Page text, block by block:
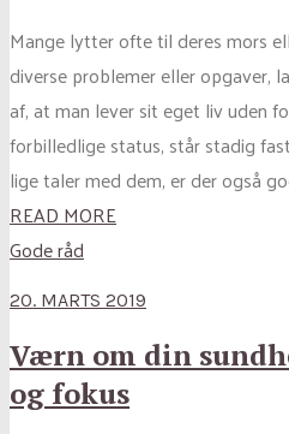
Mange lytter ofte til deres mors
diverse problemer eller opgaver,
af, at man lever sit eget liv uden
forbilledlige status, står stadig
lige taler med dem, er der også
READ MORE
Gode råd
20. MARTS 2019
Værn om din
og fokus